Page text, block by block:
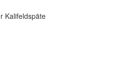
Kalifeldspäte